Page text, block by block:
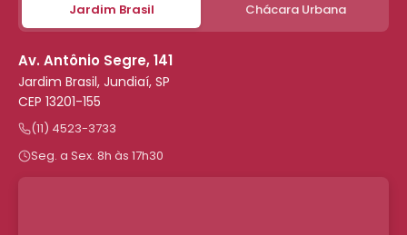
Jardim Brasil Chácara Urbana
Av. Antônio Segre, 141
Jardim Brasil, Jundiaí, SP
CEP 13201-155
(11) 4523-3733
Seg. a Sex. 8h às 17h30